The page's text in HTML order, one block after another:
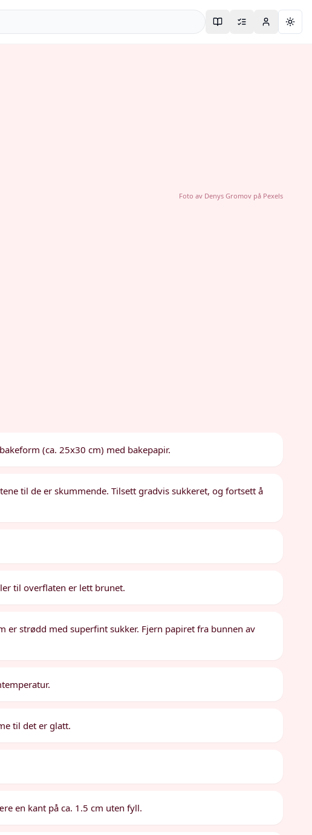
Foto av Denys Gromovpå Pexels
(ca. 25x30 cm) med bakepapir.
til de er skummende. Tilsett gradvis sukkeret, og fortsett å
til overflaten er lett brunet.
er strødd med superfint sukker. Fjern papiret fra bunnen av
til det er glatt.
en kant på ca. 1.5 cm uten fyll.